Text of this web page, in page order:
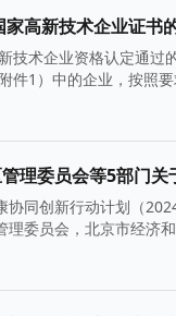
高新技术企业证书
技术企业资格认定通
件1）中的企业，按照
同创新行动计划（
委员会，北京市经济